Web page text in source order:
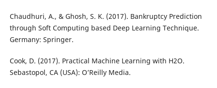
Chaudhuri, A., & Ghosh, S. K. (2017). Bankruptcy Prediction
through Soft Computing based Deep Learning Technique.
Germany: Springer.
Cook, D. (2017). Practical Machine Learning with H2O.
Sebastopol, CA (USA): O’Reilly Media.